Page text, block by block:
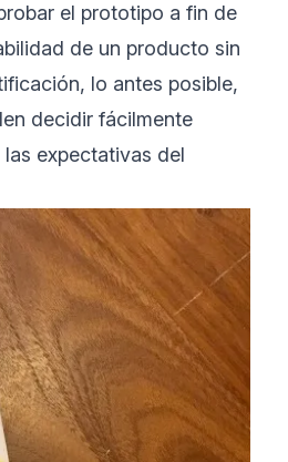
el prototipo a fin de
de un producto sin
lo antes posible,
decidir fácilmente
expectativas del